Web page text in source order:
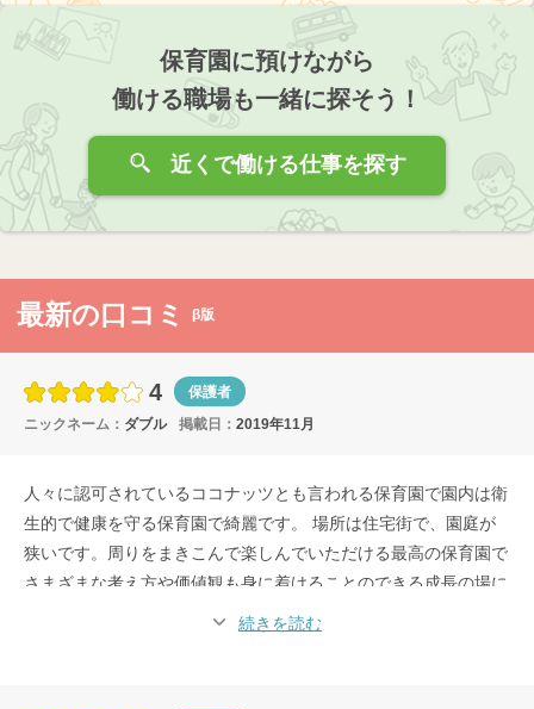
保育園に預けながら
働ける職場も一緒に探そう！
近くで働ける仕事を探す
最新の口コミ β版
4
保護者
ニックネーム： ダブル 掲載日： 2019年11月
人々に認可されているココナッツとも言われる保育園で園内は衛
生的で健康を守る保育園で綺麗です。 場所は住宅街で、園庭が
狭いです。周りをまきこんで楽しんでいただける最高の保育園で
さまざまな考え方や価値観も身に着けることのできる成長の場に
したいと思い受け身の姿勢だけではないといえますよ。園児一人
続きを読む